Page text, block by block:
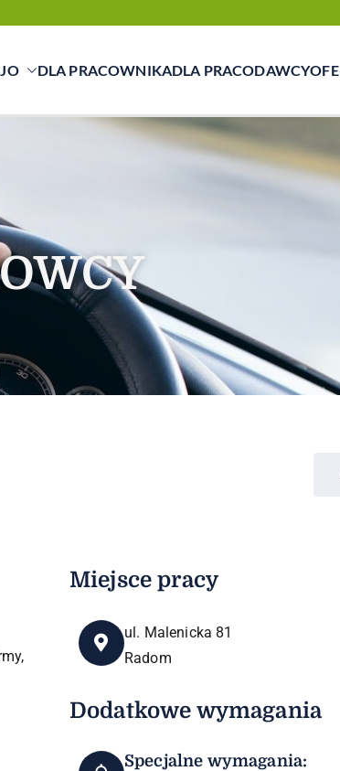
DLA PRACOWNIKADLA PRACODAWCY
Miejsce pracy
ul. Malenicka 81
Radom
Dodatkowe wymagania
Specjalne wymagania: